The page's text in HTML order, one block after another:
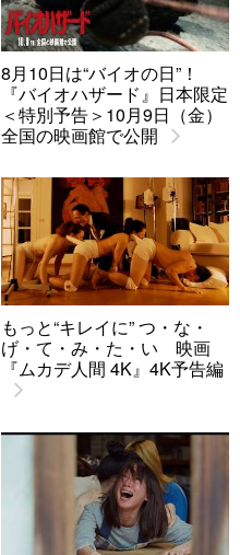
8月10日は“バイオの日”！
『バイオハザード』日本限定
＜特別予告＞10月9日（金）
全国の映画館で公開
もっと“キレイに” つ・な・
げ・て・み・た・い 映画
『ムカデ人間 4K』4K予告編